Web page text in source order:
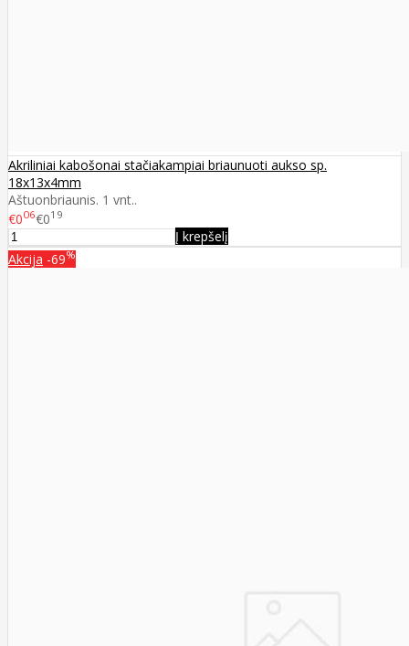
Akriliniai kabošonai stačiakampiai briaunuoti aukso sp.
18x13x4mm
Aštuonbriaunis. 1 vnt..
€006€019
Į krepšelį
Akcija -69%